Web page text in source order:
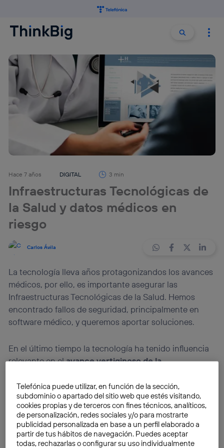
Buscar
Hace 7 años DIGITAL 3 min
Infraestructuras Tecnológicas de
la Salud y datos médicos en
riesgo
Carlos Ávila
La tecnología lleva años protagonizandos los avances
médicos, por ello, es importante asegurar las
Infraestructuras Tecnológicas de la Salud. Hemos
encontrado fallos de seguridad, principalmente en
software médico, y queremos aportar soluciones.
En el último tiempo la tecnología ha tenido influencia
relevante en elavance vertiginoso de la
han llegado a avances tecnológicos no solo para
curar enfermedades, ayuda en intervenciones
quirúrgicas y también la prevención de enfermedades.
¿Qué aportan las Infraestructuras Tecnológicas de la
Telefónica puede utilizar, en función de la sección,
subdominio o apartado del sitio web que estés visitando,
cookies propias y de terceros con fines técnicos, analíticos,
de personalización, redes sociales y/o para mostrarte
publicidad personalizada en base a un perfil elaborado a
partir de tus hábitos de navegación. Puedes aceptar
todas, rechazarlas o configurar su uso individualmente